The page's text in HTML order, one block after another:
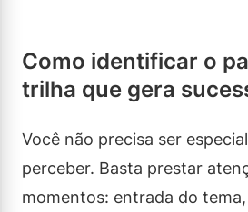
Como identificar o
trilha que gera
Você não precisa ser
perceber. Basta prestar
momentos: entrada do